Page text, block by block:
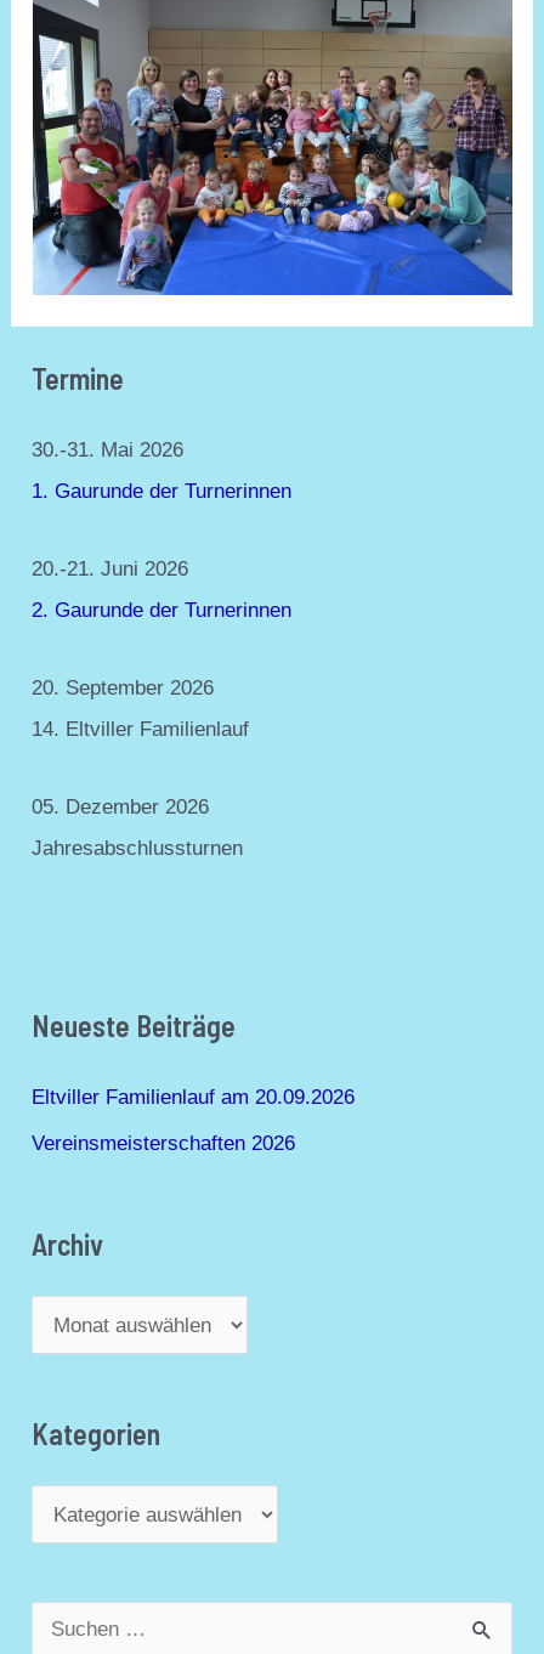
Termine
30.-31. Mai 2026
1. Gaurunde der Turnerinnen
20.-21. Juni 2026
2. Gaurunde der Turnerinnen
20. September 2026
14. Eltviller Familienlauf
05. Dezember 2026
Jahresabschlussturnen
Neueste Beiträge
Eltviller Familienlauf am 20.09.2026
Vereinsmeisterschaften 2026
Archiv
A
c
h
v
Kategorien
K
t
e
o
r